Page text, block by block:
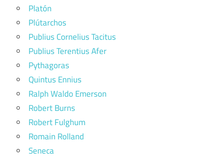
Platón
Plútarchos
Publius Cornelius Tacitus
Publius Terentius Afer
Pythagoras
Quintus Ennius
Ralph Waldo Emerson
Robert Burns
Robert Fulghum
Romain Rolland
Seneca